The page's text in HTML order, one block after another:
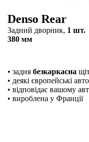
Denso Rear
Задний дворник, 1 шт.
380 мм
• задня безкаркасна
• деякі європейські
• відповідає вашому
• вироблена у Франції